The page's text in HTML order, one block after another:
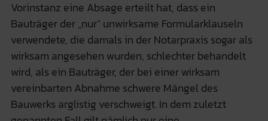
Vorinstanz eine Absage erteilt hat, dass ein
Bauträger der „nur“ unwirksame Formularklauseln
verwendete, die damals in der Notarpraxis sogar als
wirksam angesehen wurden, schlechter behandelt
wird, als ein Bauträger, der bei einer wirksam
vereinbarten Abnahme schwere Mängel des
Bauwerks arglistig verschweigt. In dem zuletzt